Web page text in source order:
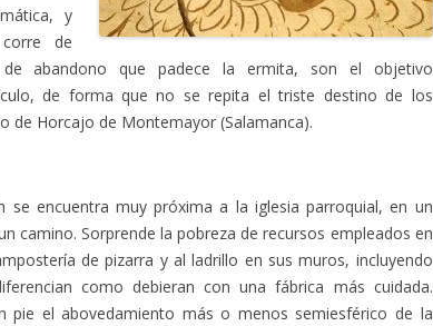
y
de
abandono que padece la ermita, son el objetivo
de forma que no se repita el triste destino de los
de Horcajo de Montemayor (Salamanca).
muy próxima a la iglesia parroquial, en un
camino. Sorprende la pobreza de recursos empleados en
de pizarra y al ladrillo en sus muros, incluyendo
como debieran con una fábrica más cuidada.
pie el abovedamiento más o menos semiesférico de la